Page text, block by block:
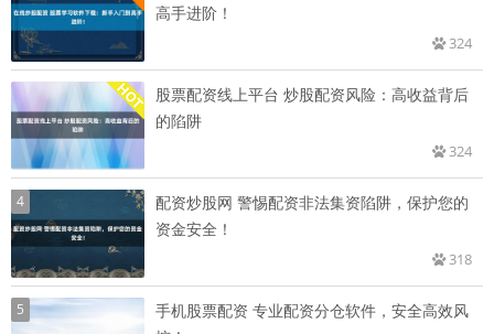
高手进阶！
324
股票配资线上平台 炒股配资风险：高收益背后
的陷阱
324
4
配资炒股网 警惕配资非法集资陷阱，保护您的
资金安全！
318
5
手机股票配资 专业配资分仓软件，安全高效风